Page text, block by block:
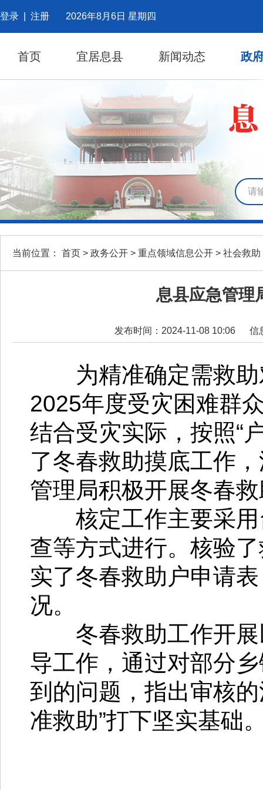
登录 注册 2026年8月6日 星期四
首页 宜居息县 新闻动态 政
当前位置： 首页 > 政务公开 > 重点领域信息公开 > 社会救助
息县应急管理
发布时间：2024-11-08 10:06 信
为精准确定需救助
2025年度受灾困难群
结合受灾实际，按照“
了冬春救助摸底工作
管理局积极开展冬春
核定工作主要采用
查等方式进行。核验
实了冬春救助户申请
况。
冬春救助工作开展
导工作，通过对部分
到的问题，指出审核
准救助”打下坚实基础